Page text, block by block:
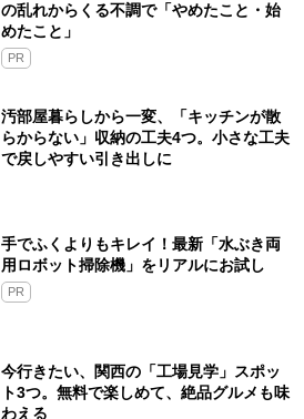
の乱れからくる不調で「やめたこと・始
めたこと」
PR
汚部屋暮らしから一変、「キッチンが散
らからない」収納の工夫4つ。小さな工夫
で戻しやすい引き出しに
手でふくよりもキレイ！最新「水ぶき両
用ロボット掃除機」をリアルにお試し
PR
今行きたい、関西の「工場見学」スポッ
ト3つ。無料で楽しめて、絶品グルメも味
わえる